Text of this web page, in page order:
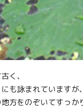
く、
も詠まれていますが、
方をのぞいてすっか